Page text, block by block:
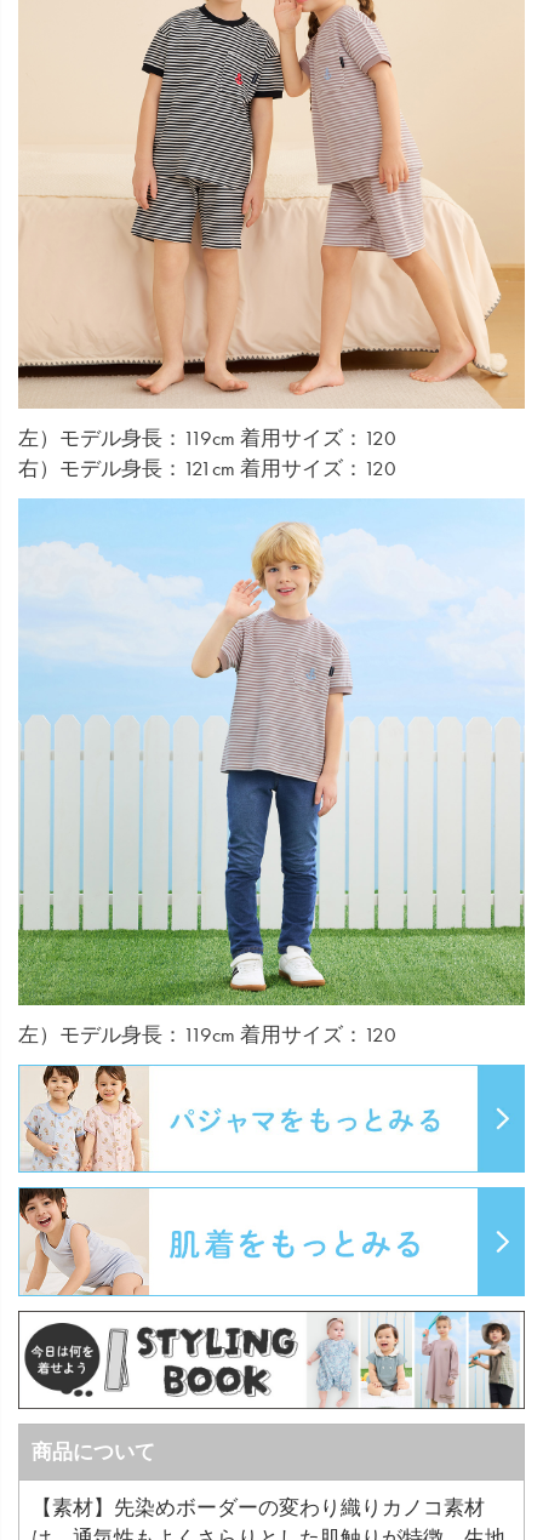
左）モデル身長：119cm 着用サイズ：120
右）モデル身長：121cm 着用サイズ：120
左）モデル身長：119cm 着用サイズ：120
商品について
【素材】先染めボーダーの変わり織りカノコ素材